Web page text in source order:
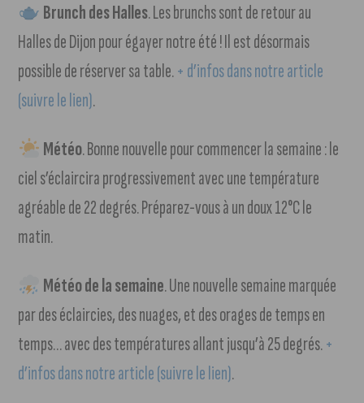
Brunch des Halles. Les brunchs sont de retour au
Halles de Dijon pour égayer notre été ! Il est désormais
possible de réserver sa table.+ d’infos dans notre article
(suivre le lien).
Météo. Bonne nouvelle pour commencer la semaine : le
ciel s’éclaircira progressivement avec une température
agréable de 22 degrés. Préparez-vous à un doux 12°C le
matin.
Météo de la semaine. Une nouvelle semaine marquée
par des éclaircies, des nuages, et des orages de temps en
temps… avec des températures allant jusqu’à 25 degrés.+
d’infos dans notre article (suivre le lien).